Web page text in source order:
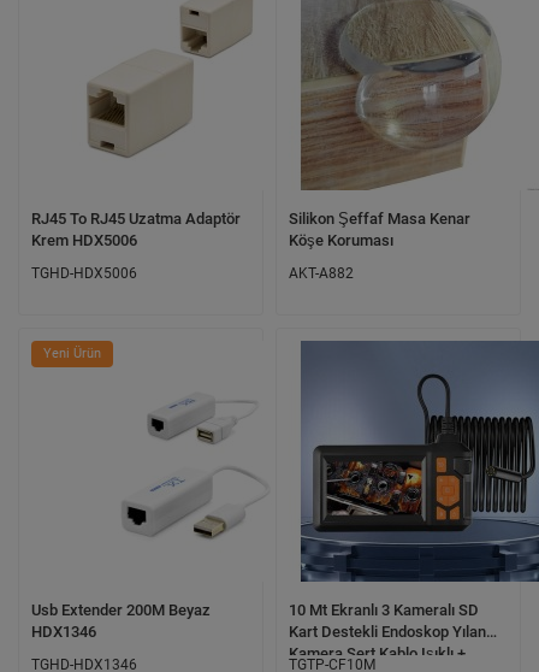
RJ45 To RJ45 Uzatma Adaptör
Krem HDX5006
TGHD-HDX5006
Silikon Şeffaf Masa Kenar
Köşe Koruması
AKT-A882
Yeni Ürün
Usb Extender 200M Beyaz
HDX1346
TGHD-HDX1346
10 Mt Ekranlı 3 Kameralı SD
Kart Destekli Endoskop Yılan
Kamera Sert Kablo Işıklı +
TGTP-CF10M